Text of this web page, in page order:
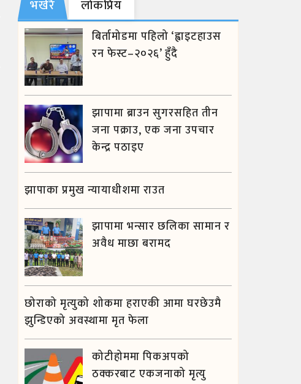
भर्खरै लाेकप्रिय
बिर्तामोडमा पहिलो ‘ह्वाइटहाउस
रन फेस्ट–२०२६’ हुँदै
झापामा ब्राउन सुगरसहित तीन
जना पक्राउ, एक जना उपचार
केन्द्र पठाइए
झापाका प्रमुख न्यायाधीशमा राउत
झापामा भन्सार छलिका सामान र
अवैध माछा बरामद
छोराको मृत्युको शोकमा हराएकी आमा घरछेउमै
झुन्डिएको अवस्थामा मृत फेला
कोटीहोममा पिकअपको
ठक्करबाट एकजनाको मृत्यु